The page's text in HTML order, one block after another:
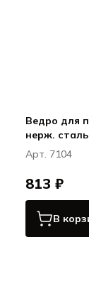
Ведро для
нерж. сталь
Арт. 7104
813 ₽
В